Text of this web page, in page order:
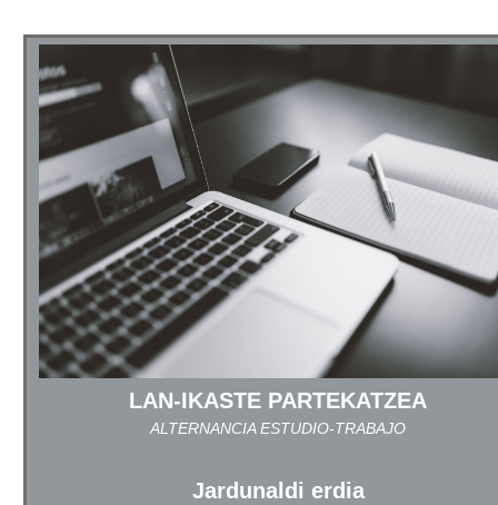
LAN-IKASTE PARTEKATZEA
ALTERNANCIA ESTUDIO-TRABAJO
Jardunaldi erdia